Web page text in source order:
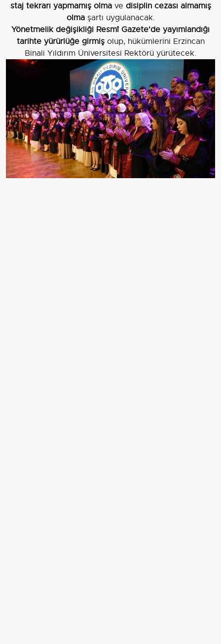
staj tekrarı yapmamış olmave disiplin cezası almamış
olmaşartı uygulanacak.
Yönetmelik değişikliği Resmî Gazete'de yayımlandığı
tarihte yürürlüğe girmişolup, hükümlerini Erzincan
Binali Yıldırım Üniversitesi Rektörü yürütecek.